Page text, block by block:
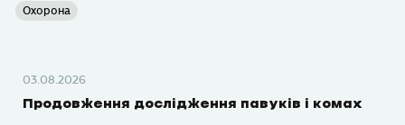
Охорона
03.08.2026
Продовження дослідження павуків і комах